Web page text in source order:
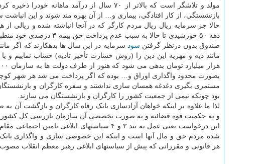
مولد و تلاشگر است که بالاتر از ۷۰ سال از درآمد
حالا جز سرمایه ریال ریال مردم کارگر که در آنجا انباشته شده و
دهه ۵۰ خورشیدی تا حالا به
صندوق بدون درنظر گرفتن سود سرمایه در این سال ها بدهکارند که اگر
مانند دیه و مهریه این دین را (روش خسارت تأخیر تادیه) حساب نماییم و یا
بصورت محدود واگذاری اوراق و… بوده که اگر پرداخت می شد هر شهر
مستمری بگیری دغدغه همسان سازی نداشتند و سفره کارگران و
بود چونکه نیمی از جمعیت کشور را کارگران و بازنشستگان می سازند.
لذا ما علاوه بر اینکه خواهان آزادسازی بانک رفاه کارگران و بازگشت آن
و به حکمیت قوه قضائیه و به صورت تخصصی آن سازمان بازرسی کل کشور،
شده مردم حق و مال آنها است و اینکه این خصوصی سازی و واگذاری
هر قانونی و مقرراتی که پیش از سیاستهای ابلاغی رهبر معظم انقلاب مصوب